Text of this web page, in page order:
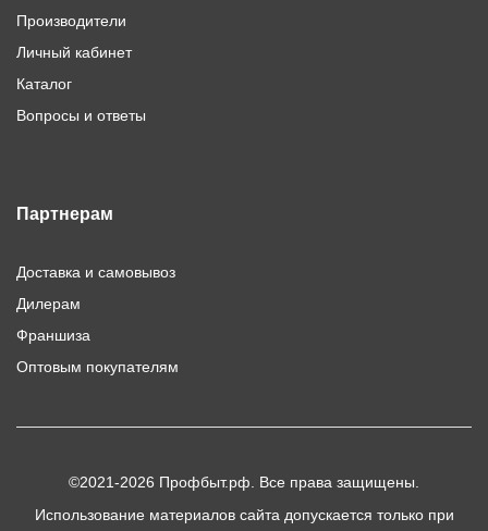
Производители
Личный кабинет
Каталог
Вопросы и ответы
Партнерам
Доставка и самовывоз
Дилерам
Франшиза
Оптовым покупателям
©2021-2026 Профбыт.рф. Все права защищены.
Использование материалов сайта допускается только при